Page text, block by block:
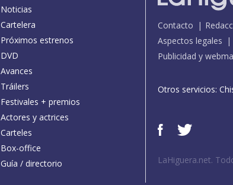
Noticias
Cartelera
Próximos estrenos
DVD
Avances
Tráilers
Festivales + premios
Actores y actrices
Carteles
Box-office
Guía / directorio
Contacto
Aspectos legales
Publicidad y
Otros servicios:
LaHiguera.net.